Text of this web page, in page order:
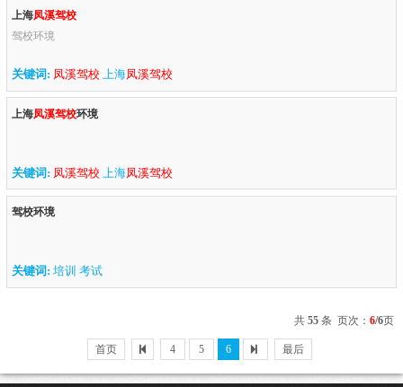
上海凤溪驾校
驾校环境
关键词: 凤溪驾校 上海 凤溪驾校
上海凤溪驾校环境
关键词: 凤溪驾校 上海凤溪驾校
驾校环境
关键词: 培训 考试
共55 条 页次：6/6页
首页 4 5 6 最后